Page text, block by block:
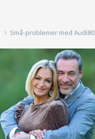
Små-problemer med Audi80